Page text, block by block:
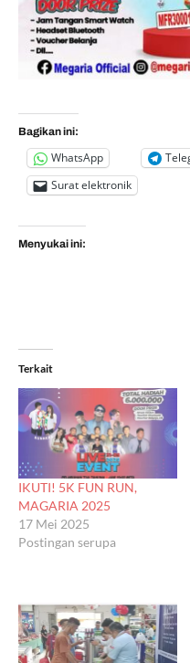
Bagikan ini:
WhatsApp
Surat elektronik
Menyukai ini:
Terkait
IKUTI! 5K FUN RUN,
MAGARIA 2025
17 Mei 2025
Postingan serupa